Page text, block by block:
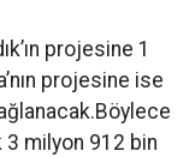
projesine 1
projesine ise
milyon 912 bin